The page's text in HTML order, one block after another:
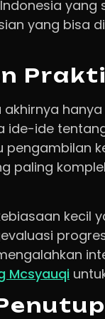
yang
yang bisa
ide
paling
kecil
Mcsyauqi